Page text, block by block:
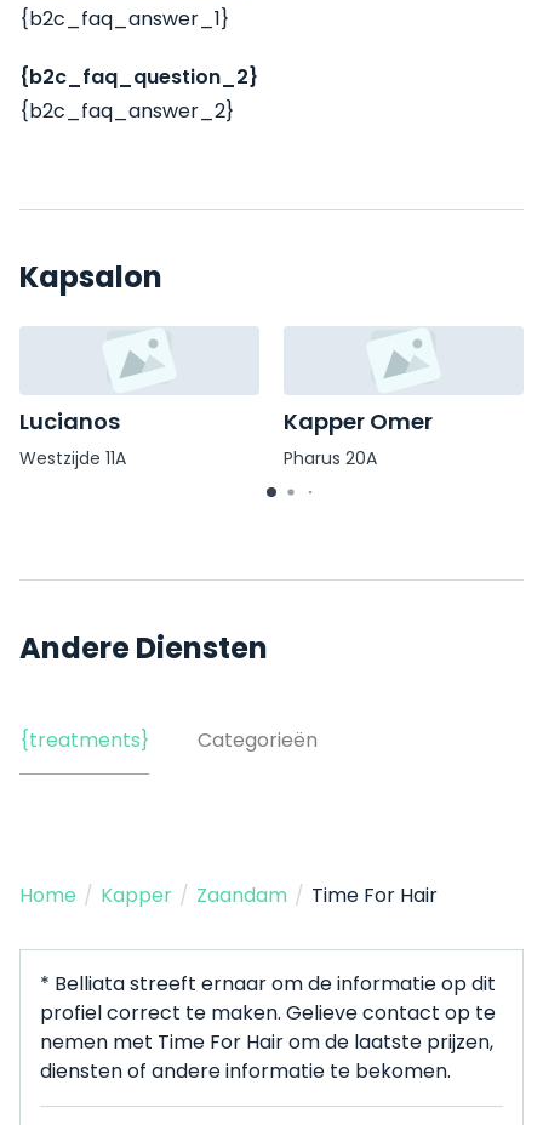
{b2c_faq_answer_1}
{b2c_faq_question_2}
{b2c_faq_answer_2}
Kapsalon
Lucianos
Westzijde 11A
Kapper Omer
Pharus 20A
Andere Diensten
{treatments} Categorieën
Home / Kapper / Zaandam / Time For Hair
* Belliata streeft ernaar om de informatie op dit
profiel correct te maken. Gelieve contact op te
nemen met Time For Hair om de laatste prijzen,
diensten of andere informatie te bekomen.